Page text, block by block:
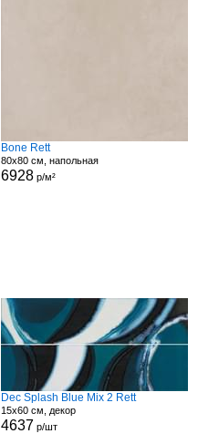
Bone Rett
80x80 см, напольная
6928 р/м²
Dec Splash Blue Mix 2 Rett
15x60 см, декор
4637 р/шт